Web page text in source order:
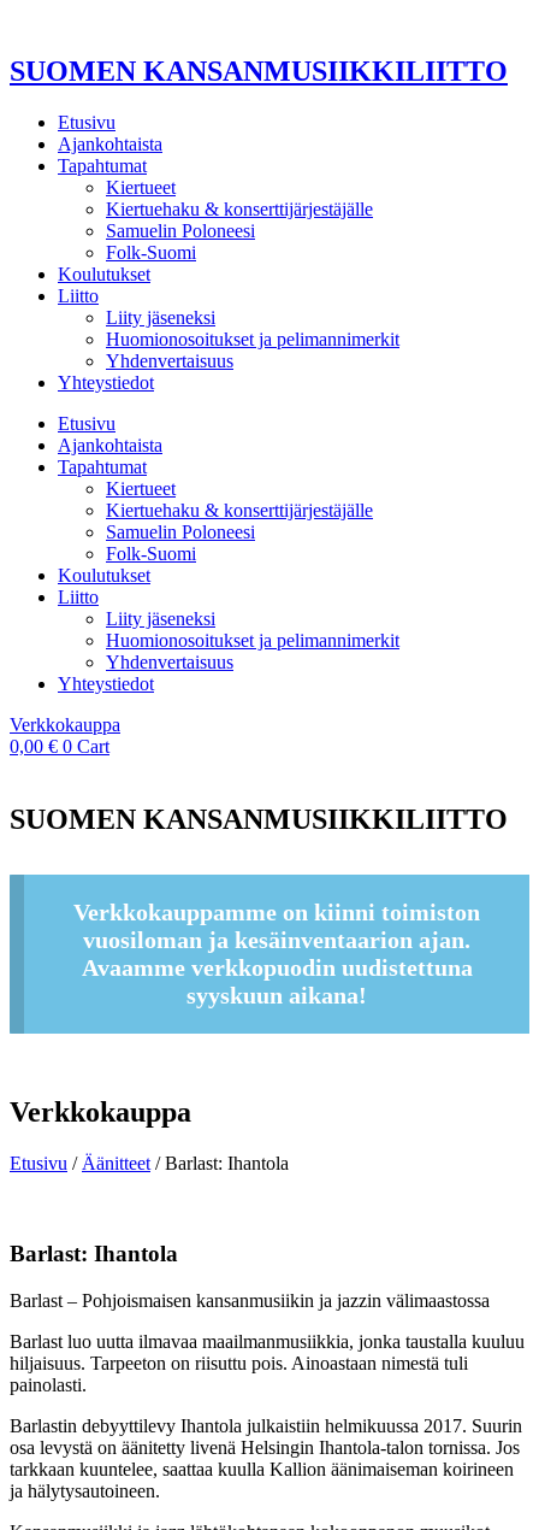
SUOMEN KANSANMUSIIKKILIITTO
Etusivu
Ajankohtaista
Tapahtumat
Kiertueet
Kiertuehaku & konserttijärjestäjälle
Samuelin Poloneesi
Folk-Suomi
Koulutukset
Liitto
Liity jäseneksi
Huomionosoitukset ja pelimannimerkit
Yhdenvertaisuus
Yhteystiedot
Etusivu
Ajankohtaista
Tapahtumat
Kiertueet
Kiertuehaku & konserttijärjestäjälle
Samuelin Poloneesi
Folk-Suomi
Koulutukset
Liitto
Liity jäseneksi
Huomionosoitukset ja pelimannimerkit
Yhdenvertaisuus
Yhteystiedot
Verkkokauppa
0,00 € 0 Cart
SUOMEN KANSANMUSIIKKILIITTO
Verkkokauppamme on kiinni toimiston
vuosiloman ja kesäinventaarion ajan.
Avaamme verkkopuodin uudistettuna
syyskuun aikana!
Verkkokauppa
Etusivu / Äänitteet / Barlast: Ihantola
Barlast: Ihantola
Barlast – Pohjoismaisen kansanmusiikin ja jazzin välimaastossa
Barlast luo uutta ilmavaa maailmanmusiikkia, jonka taustalla kuuluu
hiljaisuus. Tarpeeton on riisuttu pois. Ainoastaan nimestä tuli
painolasti.
Barlastin debyyttilevy Ihantola julkaistiin helmikuussa 2017. Suurin
osa levystä on äänitetty livenä Helsingin Ihantola-talon tornissa. Jos
tarkkaan kuuntelee, saattaa kuulla Kallion äänimaiseman koirineen
ja hälytysautoineen.